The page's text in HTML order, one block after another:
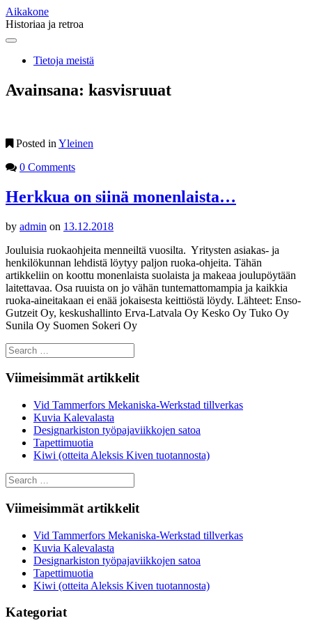
Aikakone
Historiaa ja retroa
Main
Skip
contentTietoja meistä
Avainsana: kasvisruuat
Posted in Yleinen
0 Comments
Herkkua on siinä monenlaista…
by admin on 13.12.2018
Jouluisia ruokaohjeita menneiltä vuosilta. Yritysten asiakas- ja
henkilökunnan lehdistä löytyy paljon ruoka-ohjeita. Tähän
artikkeliin on koottu monenlaista suolaista ja makeaa joulupöytään
laitettavaa. Osa ruuista on jo vähän tuntemattomampia ja kaikkia
ruoka-aineitakaan ei enää jokaisesta keittiöstä löydy. Lähteet: Enso-
Gutzeit Oy, keskushallinto Erva-Latvala Oy Kesko Oy Tuko Oy
Sunila Oy Suomen Sokeri Oy
Search
for:
Viimeisimmät artikkelit
Vid Tammerfors Mekaniska-Werkstad tillverkas
Kuvia Kalevalasta
Designarkiston työpajaviikkojen satoa
Tapettimuotia
Kiwi (otteita Aleksis Kiven tuotannosta)
Search
for:
Viimeisimmät artikkelit
Vid Tammerfors Mekaniska-Werkstad tillverkas
Kuvia Kalevalasta
Designarkiston työpajaviikkojen satoa
Tapettimuotia
Kiwi (otteita Aleksis Kiven tuotannosta)
Kategoriat